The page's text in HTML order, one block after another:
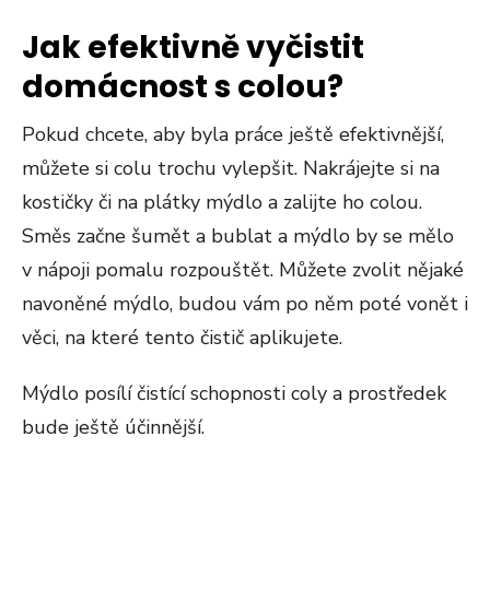
Jak efektivně vyčistit
domácnost s colou?
Pokud chcete, aby byla práce ještě efektivnější,
můžete si colu trochu vylepšit. Nakrájejte si na
kostičky či na plátky mýdlo a zalijte ho colou.
Směs začne šumět a bublat a mýdlo by se mělo
v nápoji pomalu rozpouštět. Můžete zvolit nějaké
navoněné mýdlo, budou vám po něm poté vonět i
věci, na které tento čistič aplikujete.
Mýdlo posílí čistící schopnosti coly a prostředek
bude ještě účinnější.